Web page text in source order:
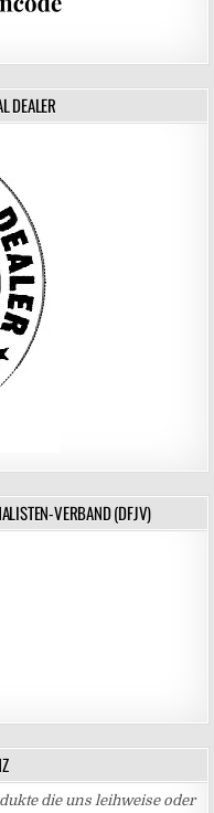
DEALER
VERBAND (DFJV)
die uns leihweise oder